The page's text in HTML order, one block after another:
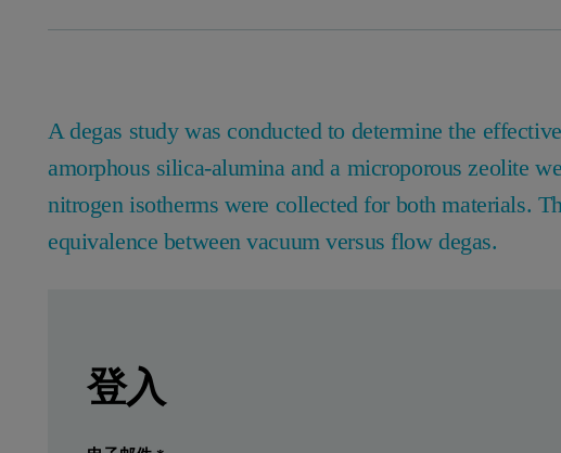
A degas study was conducted to determine the
amorphous silica-alumina and a microporous zeolite
nitrogen isotherms were collected for both materials.
equivalence between vacuum versus flow degas.
Please download to read more.
登入